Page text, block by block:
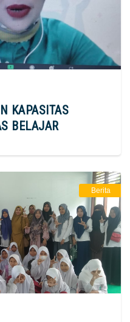
KAPASITAS
BELAJAR
Berita